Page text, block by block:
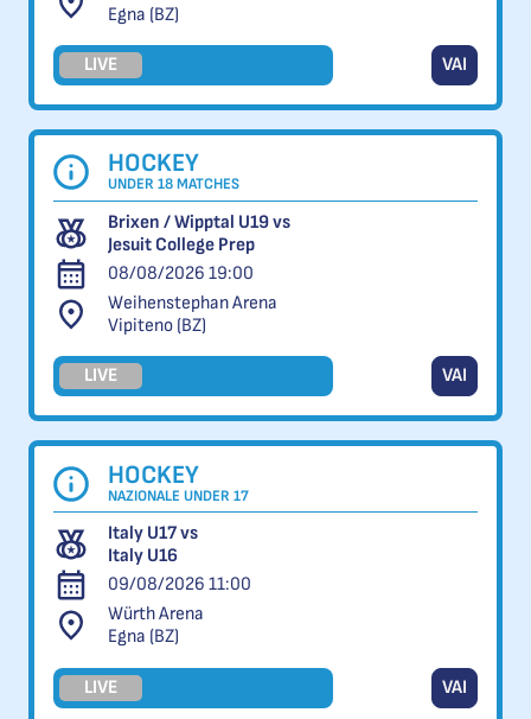
Egna (BZ)
LIVE VAI
HOCKEY
UNDER 18 MATCHES
Brixen / Wipptal U19 vs
Jesuit College Prep
08/08/2026 19:00
Weihenstephan Arena
Vipiteno (BZ)
LIVE VAI
HOCKEY
NAZIONALE UNDER 17
Italy U17 vs
Italy U16
09/08/2026 11:00
Würth Arena
Egna (BZ)
LIVE VAI